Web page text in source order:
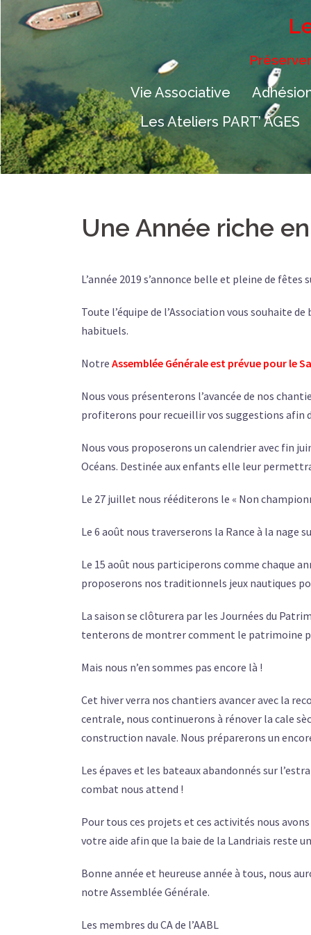
contenu
Vie Associative
Les Ateliers PART’ ÂGES
Une Année riche
L’année 2019 s’annonce belle et pleine de fêtes
Toute l’équipe de l’Association vous souhaite
habituels.
Notre Assemblée Générale est prévue pour le
Nous vous présenterons l’avancée de nos
profiterons pour recueillir vos suggestions afin
Nous vous proposerons un calendrier avec fin
Océans. Destinée aux enfants elle leur
Le 27 juillet nous rééditerons le « Non
Le 6 août nous traverserons la Rance à la nage
Le 15 août nous participerons comme chaque
proposerons nos traditionnels jeux nautiques
La saison se clôturera par les Journées du
tenterons de montrer comment le patrimoine
Mais nous n’en sommes pas encore là !
Cet hiver verra nos chantiers avancer avec la
centrale, nous continuerons à rénover la cale
construction navale. Nous préparerons un
Les épaves et les bateaux abandonnés sur
combat nous attend !
Pour tous ces projets et ces activités nous
votre aide afin que la baie de la Landriais reste
Bonne année et heureuse année à tous, nous
notre Assemblée Générale.
Les membres du CA de l’AABL